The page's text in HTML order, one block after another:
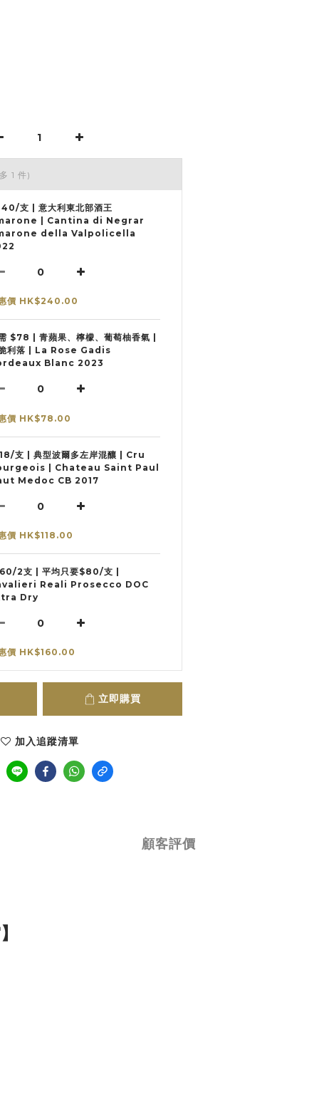
1 件)
支 | 意大利東北部酒王
| Cantina di Negrar
della Valpolicella
價 HK$240.00
$78 | 青蘋果、檸檬、葡萄柚香氣 |
利落 | La Rose Gadis
Blanc 2023
價 HK$78.00
支 | 典型波爾多左岸混釀 | Cru
| Chateau Saint Paul
Medoc CB 2017
價 HK$118.00
2支 | 平均只要$80/支 |
Reali Prosecco DOC
Dry
價 HK$160.00
立即購買
加入追蹤清單
顧客評價
】